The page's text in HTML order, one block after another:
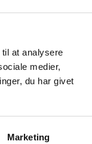
at analysere
medier,
du har givet
Marketing